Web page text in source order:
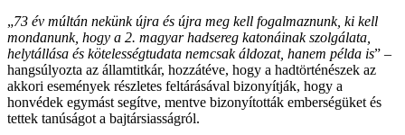
„73 év múltán nekünk újra és újra meg kell fogalmaznunk, ki kell
mondanunk, hogy a 2. magyar hadsereg katonáinak szolgálata,
helytállása és kötelességtudata nemcsak áldozat, hanem példa is” –
hangsúlyozta az államtitkár, hozzátéve, hogy a hadtörténészek az
akkori események részletes feltárásával bizonyítják, hogy a
honvédek egymást segítve, mentve bizonyították emberségüket és
tettek tanúságot a bajtársiasságról.